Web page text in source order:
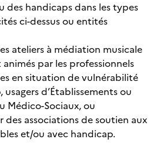
des handicaps dans les types
ci-dessus ou entités
ateliers à médiation musicale
par les professionnels
en situation de vulnérabilité
d’Établissements ou
Médico-Sociaux, ou
des associations de soutien aux
et/ou avec handicap.